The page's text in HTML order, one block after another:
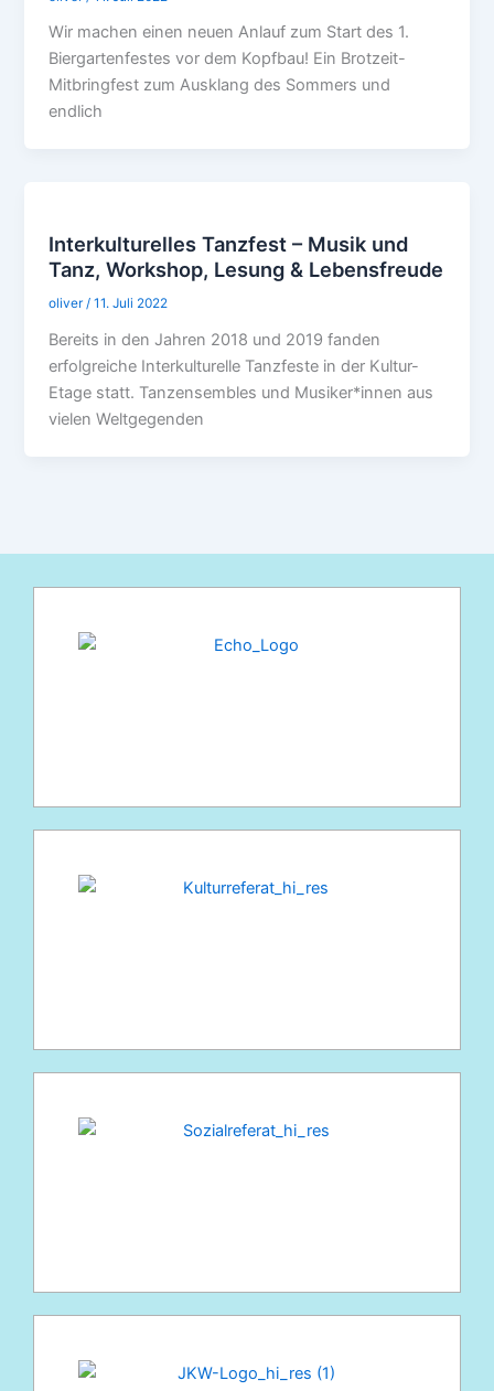
Wir machen einen neuen Anlauf zum Start des 1.
Biergartenfestes vor dem Kopfbau! Ein Brotzeit-
Mitbringfest zum Ausklang des Sommers und
endlich
Interkulturelles Tanzfest – Musik und
Tanz, Workshop, Lesung & Lebensfreude
oliver/11. Juli 2022
Bereits in den Jahren 2018 und 2019 fanden
erfolgreiche Interkulturelle Tanzfeste in der Kultur-
Etage statt. Tanzensembles und Musiker*innen aus
vielen Weltgegenden